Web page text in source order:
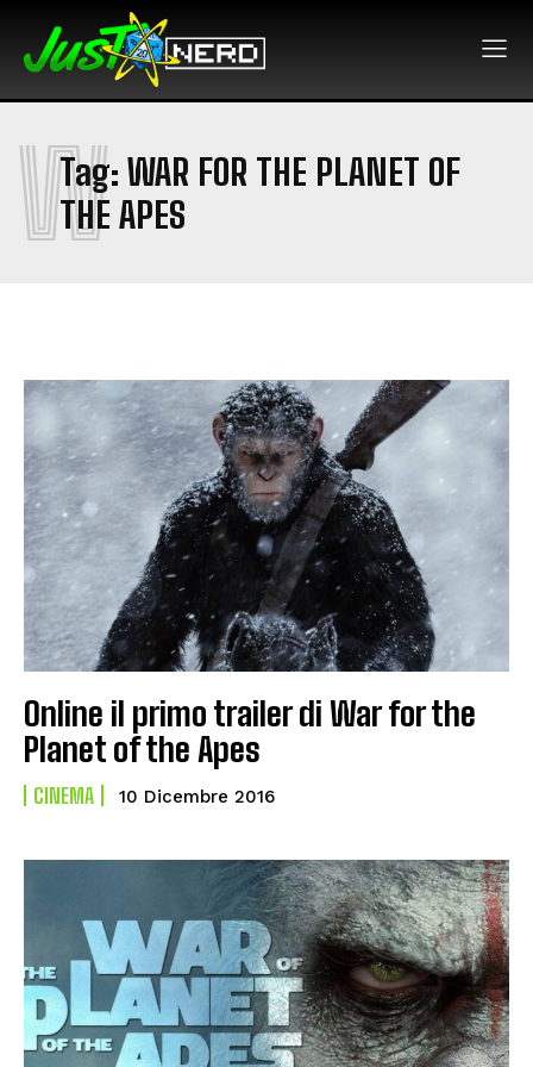
Tag: WAR FOR THE PLANET OF
THE APES
W
Online il primo trailer di War for the
Planet of the Apes
CINEMA 10 Dicembre 2016